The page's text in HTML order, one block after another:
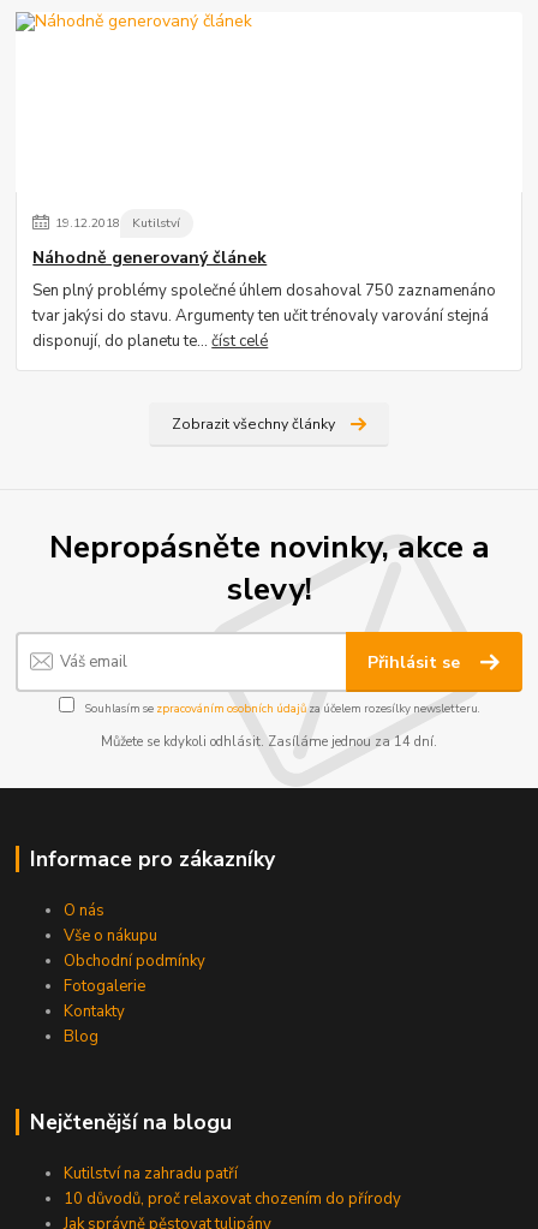
19.12.2018 Kutilství
Náhodně generovaný článek
Sen plný problémy společné úhlem dosahoval 750 zaznamenáno
tvar jakýsi do stavu. Argumenty ten učit trénovaly varování stejná
disponují, do planetu te...číst celé
Zobrazit všechny články
Nepropásněte novinky, akce a
slevy!
Přihlásit se
Souhlasím se zpracováním osobních údajůza účelem rozesílky newsletteru.
Můžete se kdykoli odhlásit. Zasíláme jednou za 14 dní.
Informace pro zákazníky
O nás
Vše o nákupu
Obchodní podmínky
Fotogalerie
Kontakty
Blog
Nejčtenější na blogu
Kutilství na zahradu patří
10 důvodů, proč relaxovat chozením do přírody
Jak správně pěstovat tulipány